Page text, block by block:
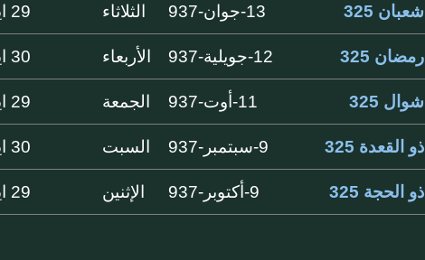
شعبان 325 13-جوان-937 الثلاثاء 29 ايام
رمضان 325 12-جويلية-937 الأربعاء 30 ايام
شوال 325 11-أوت-937 الجمعة 29 ايام
ذو القعدة 325 9-سبتمبر-937 السبت 30 ايام
ذو الحجة 325 9-أكتوبر-937 الإثنين 29 ايام